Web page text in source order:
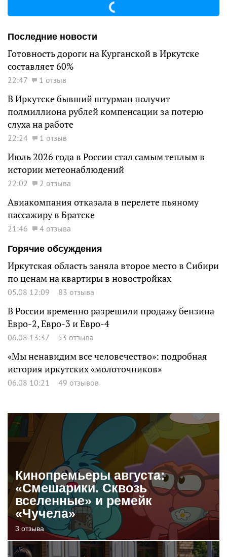
Последние новости
Готовность дороги на Курганской в Иркутске
составляет 60%
22:47 1 отзыв
В Иркутске бывший штурман получит
полмиллиона рублей компенсации за потерю
слуха на работе
22:24 1 отзыв
Июль 2026 года в России стал самым теплым в
истории метеонаблюдений
22:02 2 отзыва
Авиакомпания отказала в перелете пьяному
пассажиру в Братске
21:46
4 отзыва
Горячие обсуждения
Иркутская область заняла второе место в Сибири
по ценам на квартиры в новостройках
05.08 12:09 83 отзыва
В России временно разрешили продажу бензина
Евро-2, Евро-3 и Евро-4
06.08 13:37 53 отзыва
«Мы ненавидим все человечество»: подробная
история иркутских «молоточников»
06.08 10:21 49 отзывов
Кинопремьеры августа:
«Смешарики. Сквозь
вселенные» и ремейк
«Чучела»
3 отзыва